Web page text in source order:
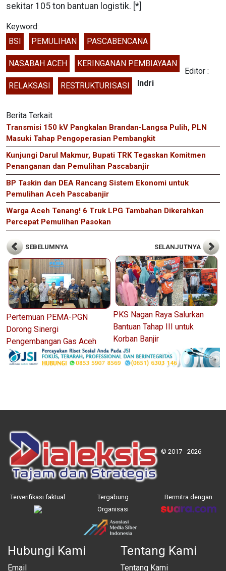
sekitar 105 ton bantuan logistik. [*]
Keyword:
BSI
PEMULIHAN PASCABENCANA
NASABAH ACEH KERINGANAN PEMBIAYAAN
RELAKSASI RESTRUKTURISASI
Editor :
Indri
Berita Terkait
Transmisi 150 kV Pangkalan Brandan-Langsa Pulih, PLN
Masuki Tahap Pengoperasian Pembangkit
Kunjungi Darul Makmur, Bupati TRK Tegaskan Komitmen
Penanganan dan Pemulihan Pascabanjir
BP Taskin dan DEA Rancang Sistem Ekonomi untuk
Pemulihan Aceh Pascabanjir
Warga Aceh Tenang! 6 Truk LPG Tambahan Dikerahkan
Percepat Pemulihan Pasokan
SEBELUMNYA
Pertemuan PEMA-PGN
Dorong Sinergi
Pengembangan Gas Aceh
SELANJUTNYA
PKS Nagan Raya Salurkan
Bantuan Tahap III untuk
Korban Banjir
© 2017 - 2026
Terverifikasi faktual
Tergabung
Organisasi
Bermitra dengan
Hubungi Kami
Email
Tentang Kami
Tentang Kami